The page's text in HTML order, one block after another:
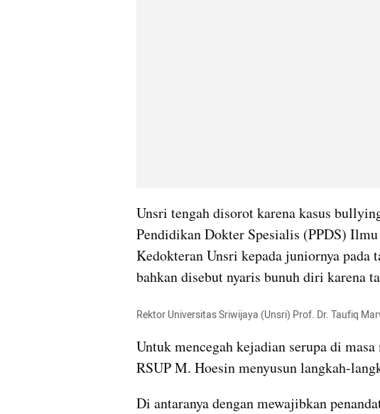
Unsri tengah disorot karena kasus
Pendidikan Dokter Spesialis (PPDS)
Kedokteran Unsri kepada juniornya
bahkan disebut nyaris bunuh diri karena
Rektor Universitas Sriwijaya (Unsri) Prof. Dr. Taufiq
Untuk mencegah kejadian serupa di
RSUP M. Hoesin menyusun langkah-
Di antaranya dengan mewajibkan